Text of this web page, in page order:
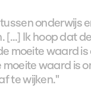
onderwijs
[...] Ik hoop dat
moeite waard
waard is
te wijken."